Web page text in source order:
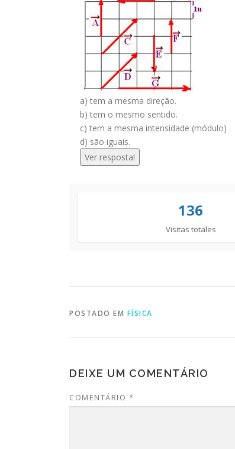
a) tem a mesma direção.
b) tem o mesmo sentido.
c) tem a mesma intensidade (módulo)
d) são iguais.
Ver resposta!
136
Visitas totales
POSTADO EM FÍSICA
DEIXE UM COMENTÁRIO
COMENTÁRIO *